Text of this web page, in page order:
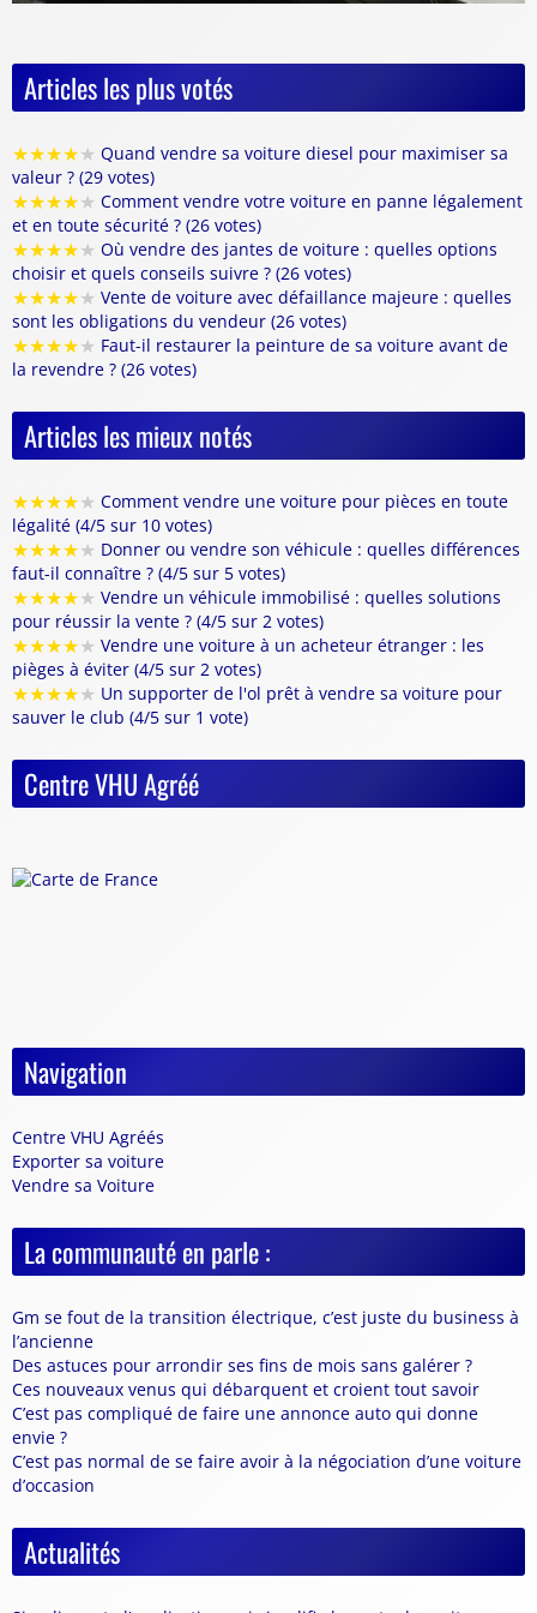
Articles les plus votés
★★★★★ Quand vendre sa voiture diesel pour maximiser sa
valeur ? (29 votes)
★★★★★ Comment vendre votre voiture en panne légalement
et en toute sécurité ? (26 votes)
★★★★★ Où vendre des jantes de voiture : quelles options
choisir et quels conseils suivre ? (26 votes)
★★★★★ Vente de voiture avec défaillance majeure : quelles
sont les obligations du vendeur (26 votes)
★★★★★ Faut-il restaurer la peinture de sa voiture avant de
la revendre ? (26 votes)
Articles les mieux notés
★★★★★ Comment vendre une voiture pour pièces en toute
légalité (4/5 sur 10 votes)
★★★★★ Donner ou vendre son véhicule : quelles différences
faut-il connaître ? (4/5 sur 5 votes)
★★★★★ Vendre un véhicule immobilisé : quelles solutions
pour réussir la vente ? (4/5 sur 2 votes)
★★★★★ Vendre une voiture à un acheteur étranger : les
pièges à éviter (4/5 sur 2 votes)
★★★★★ Un supporter de l'ol prêt à vendre sa voiture pour
sauver le club (4/5 sur 1 vote)
Centre VHU Agréé
Navigation
Centre VHU Agréés
Exporter sa voiture
Vendre sa Voiture
La communauté en parle :
Gm se fout de la transition électrique, c’est juste du business à
l’ancienne
Des astuces pour arrondir ses fins de mois sans galérer ?
Ces nouveaux venus qui débarquent et croient tout savoir
C’est pas compliqué de faire une annonce auto qui donne
envie ?
C’est pas normal de se faire avoir à la négociation d’une voiture
d’occasion
Actualités